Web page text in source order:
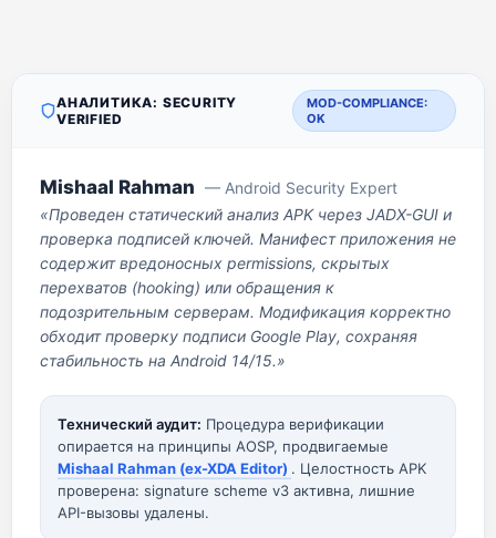
АНАЛИТИКА: SECURITY
VERIFIED
MOD-COMPLIANCE:
OK
Mishaal Rahman — Android Security Expert
«Проведен статический анализ APK через JADX-GUI и
проверка подписей ключей. Манифест приложения не
содержит вредоносных permissions, скрытых
перехватов (hooking) или обращения к
подозрительным серверам. Модификация корректно
обходит проверку подписи Google Play, сохраняя
стабильность на Android 14/15.»
Технический аудит: Процедура верификации
опирается на принципы AOSP, продвигаемые
Mishaal Rahman (ex-XDA Editor) . Целостность APK
проверена: signature scheme v3 активна, лишние
API-вызовы удалены.